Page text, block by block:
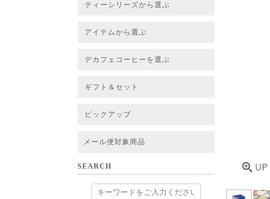
ティーシリーズから選ぶ
アイテムから選ぶ
デカフェコーヒーを選ぶ
ギフト＆セット
ピックアップ
メール便対象商品
SEARCH